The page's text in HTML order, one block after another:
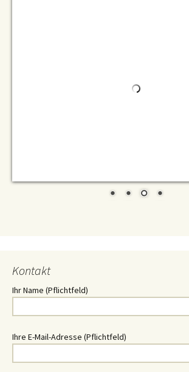
Kontakt
Ihr Name (Pflichtfeld)
Ihre E-Mail-Adresse (Pflichtfeld)